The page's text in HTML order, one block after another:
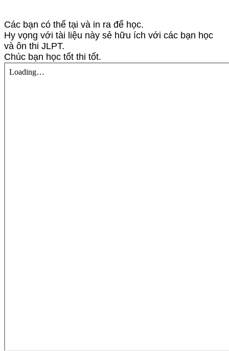
Các bạn có thể tại và in ra để học.
Hy vọng với tài liệu này sẻ hữu ích với các bạn học
và ôn thi JLPT.
Chúc bạn học tốt thi tốt.